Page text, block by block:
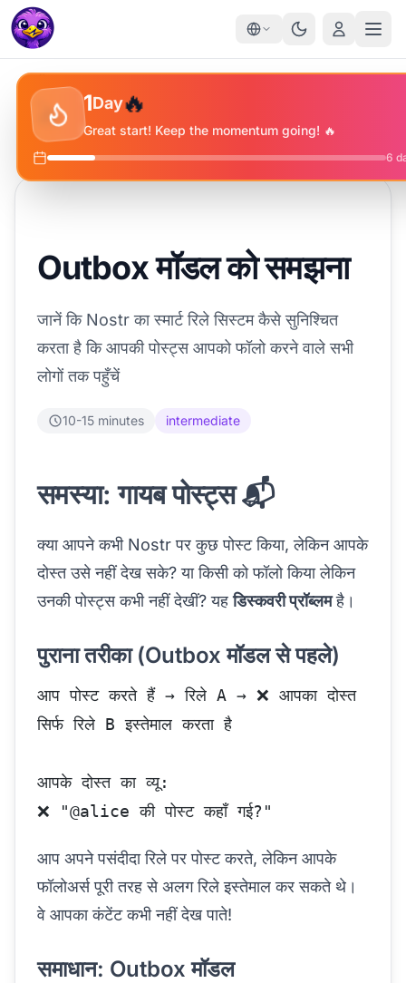
🔥
✨
⭐ 1Day🔥
Great start! Keep the momentum going! 🔥
6
Outbox मॉडल को समझना
जानें कि Nostr का स्मार्ट रिले सिस्टम कैसे सुनिश्चित
करता है कि आपकी पोस्ट्स आपको फॉलो करने वाले सभी
लोगों तक पहुँचें
10-15 minutes intermediate
समस्या: गायब पोस्ट्स 📬
क्या आपने कभी Nostr पर कुछ पोस्ट किया, लेकिन आपके
दोस्त उसे नहीं देख सके? या किसी को फॉलो किया लेकिन
उनकी पोस्ट्स कभी नहीं देखीं? यहडिस्कवरी प्रॉब्लमहै।
पुराना तरीका (Outbox मॉडल से पहले)
आप पोस्ट करते हैं → रिले A → ❌ आपका दोस्त
सिर्फ रिले B इस्तेमाल करता है
आपके दोस्त का व्यू:
❌ "@alice की पोस्ट कहाँ गई?"
आप अपने पसंदीदा रिले पर पोस्ट करते, लेकिन आपके
फॉलोअर्स पूरी तरह से अलग रिले इस्तेमाल कर सकते थे।
वे आपका कंटेंट कभी नहीं देख पाते!
समाधान: Outbox मॉडल